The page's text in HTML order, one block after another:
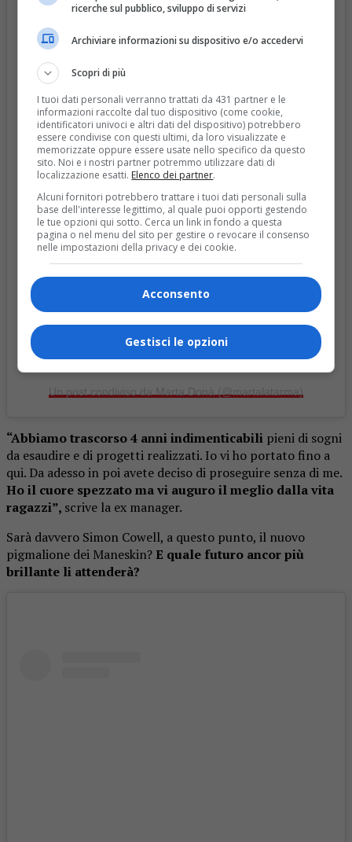
Visualizza questo post su Instagram
“Abbiamo trascorso4 anni indimenticabili pieni di sogni
da esaudire e di progetti realizzati. Io vi ho portato fino a
qui. Da adesso in poi avete deciso di proseguire senza di me.
Ho il cuore spezzato ma vi auguro il meglio dalla vita
ragazzi”, scrive la ex manager.
Sarà davvero Simon Cowell, a questo punto, il nuovo
pigmalione dei Maneskin? E quale futuro ancor più
brillante li attenderà?
ricerche sul pubblico, sviluppo di servizi
Archiviare informazioni su dispositivo e/o accedervi
Scopri di più
I tuoi dati personali verranno trattati da 431 partner e le
informazioni raccolte dal tuo dispositivo (come cookie,
identificatori univoci e altri dati del dispositivo) potrebbero
essere condivise con questi ultimi, da loro visualizzate e
memorizzate oppure essere usate nello specifico da questo
sito. Noi e i nostri partner potremmo utilizzare dati di
localizzazione esatti. Elenco dei partner.
Alcuni fornitori potrebbero trattare i tuoi dati personali sulla
base dell'interesse legittimo, al quale puoi opporti gestendo
le tue opzioni qui sotto. Cerca un link in fondo a questa
pagina o nel menu del sito per gestire o revocare il consenso
nelle impostazioni della privacy e dei cookie.
Acconsento
Gestisci le opzioni